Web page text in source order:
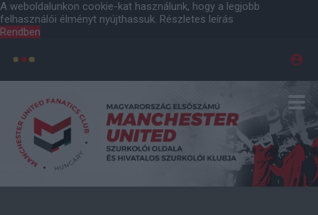
A weboldalunkon cookie-kat használunk, hogy a legjobb
felhasználói élményt nyújthassuk. Részletes leírás
Rendben